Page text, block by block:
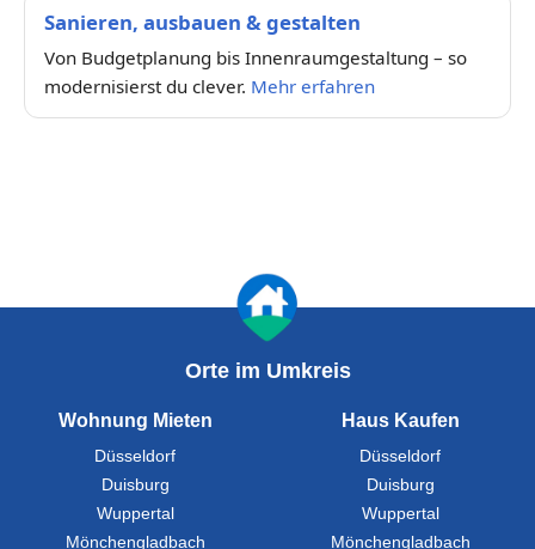
Sanieren, ausbauen & gestalten
Von Budgetplanung bis Innenraumgestaltung – so
modernisierst du clever. Mehr erfahren
Orte im Umkreis
Wohnung Mieten
Düsseldorf
Duisburg
Wuppertal
Mönchengladbach
Haus Kaufen
Düsseldorf
Duisburg
Wuppertal
Mönchengladbach